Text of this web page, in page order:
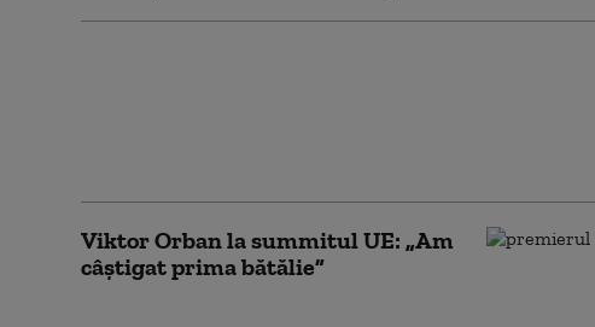
Viktor Orban la summitul UE: „Am
câştigat prima bătălie”